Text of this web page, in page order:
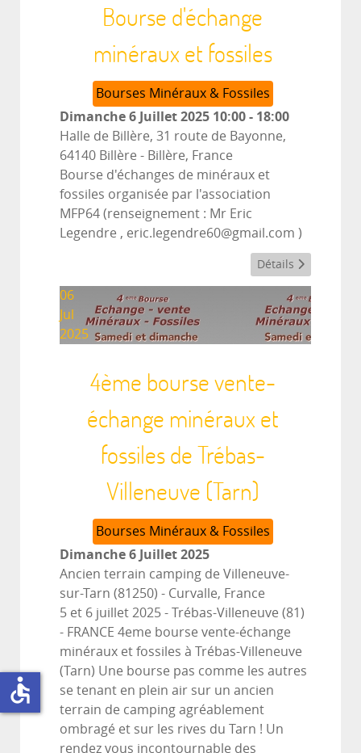
Bourse d'échange
minéraux et fossiles
Bourses Minéraux & Fossiles
Dimanche 6 Juillet 2025 10:00- 18:00
Halle de Billère, 31 route de Bayonne,
64140 Billère - Billère, France
Bourse d'échanges de minéraux et
fossiles organisée par l'association
MFP64 (renseignement : Mr Eric
Legendre , eric.legendre60@gmail.com )
Détails
06
Jul
2025
4ème bourse vente-
échange minéraux et
fossiles de Trébas-
Villeneuve (Tarn)
Bourses Minéraux & Fossiles
Dimanche 6 Juillet 2025
Ancien terrain camping de Villeneuve-
sur-Tarn (81250) - Curvalle, France
5 et 6 juillet 2025 - Trébas-Villeneuve (81)
- FRANCE 4eme bourse vente-échange
minéraux et fossiles à Trébas-Villeneuve
(Tarn) Une bourse pas comme les autres
se tenant en plein air sur un ancien
terrain de camping agréablement
ombragé et sur les rives du Tarn ! Un
rendez vous incontournable des
accessible